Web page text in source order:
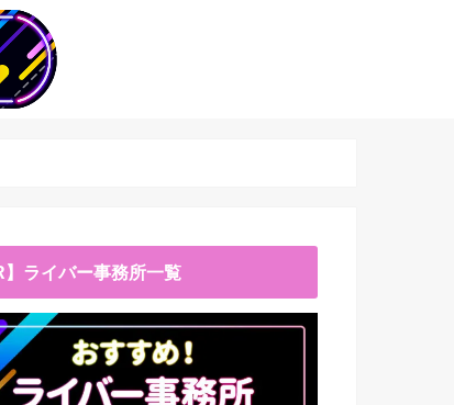
】ライバー事務所一覧